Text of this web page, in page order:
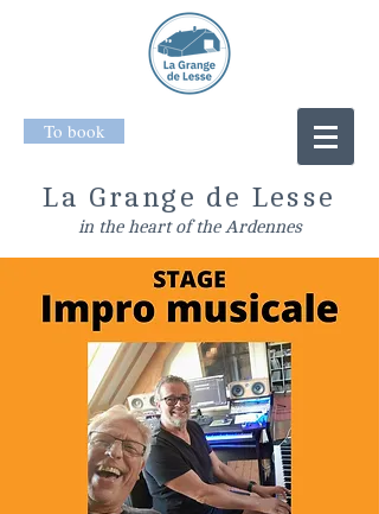
To book
La Grange de Lesse
in the heart of the Ardennes